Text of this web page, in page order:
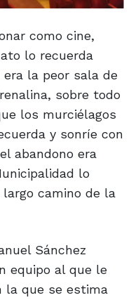
como cine,
lo recuerda
era la peor sala de
sobre todo
los murciélagos
y sonríe con
abandono era
lo
camino de la
Sánchez
equipo al que le
la que se estima